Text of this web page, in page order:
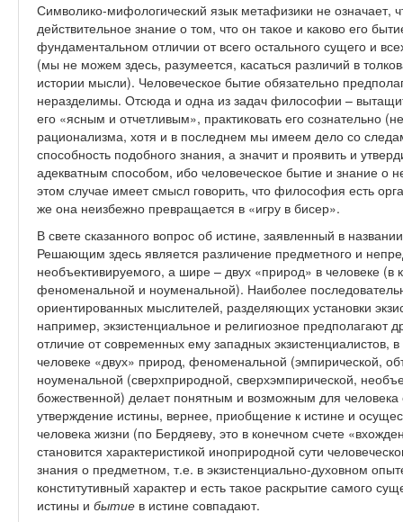
Символико-мифологический язык метафизики не означает,
действительное знание о том, что он такое и каково его
фундаментальном отличии от всего остального сущего и
(мы не можем здесь, разумеется, касаться различий в
истории мысли). Человеческое бытие обязательно
неразделимы. Отсюда и одна из задач философии –
его «ясным и отчетливым», практиковать его сознательно
рационализма, хотя и в последнем мы имеем дело со
способность подобного знания, а значит и проявить и
адекватным способом, ибо человеческое бытие и знание о
этом случае имеет смысл говорить, что философия есть
же она неизбежно превращается в «игру в бисер».
В свете сказанного вопрос об истине, заявленный в
Решающим здесь является различение предметного и
необъективируемого, а шире – двух «природ» в человеке (в
феноменальной и ноуменальной). Наиболее
ориентированных мыслителей, разделяющих установки
например, экзистенциальное и религиозное предполагают
отличие от современных ему западных экзистенциалистов,
человеке «двух» природ, феноменальной (эмпирической,
ноуменальной (сверхприродной, сверхэмпирической,
божественной) делает понятным и возможным для
утверждение истины, вернее, приобщение к истине и
человека жизни (по Бердяеву, это в конечном счете
становится характеристикой иноприродной сути
знания о предметном, т.е. в экзистенциально-духовном
конститутивный характер и есть такое раскрытие самого
истины и бытие в истине совпадают.